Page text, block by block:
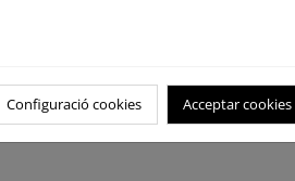
Configuració cookies Acceptar cookies